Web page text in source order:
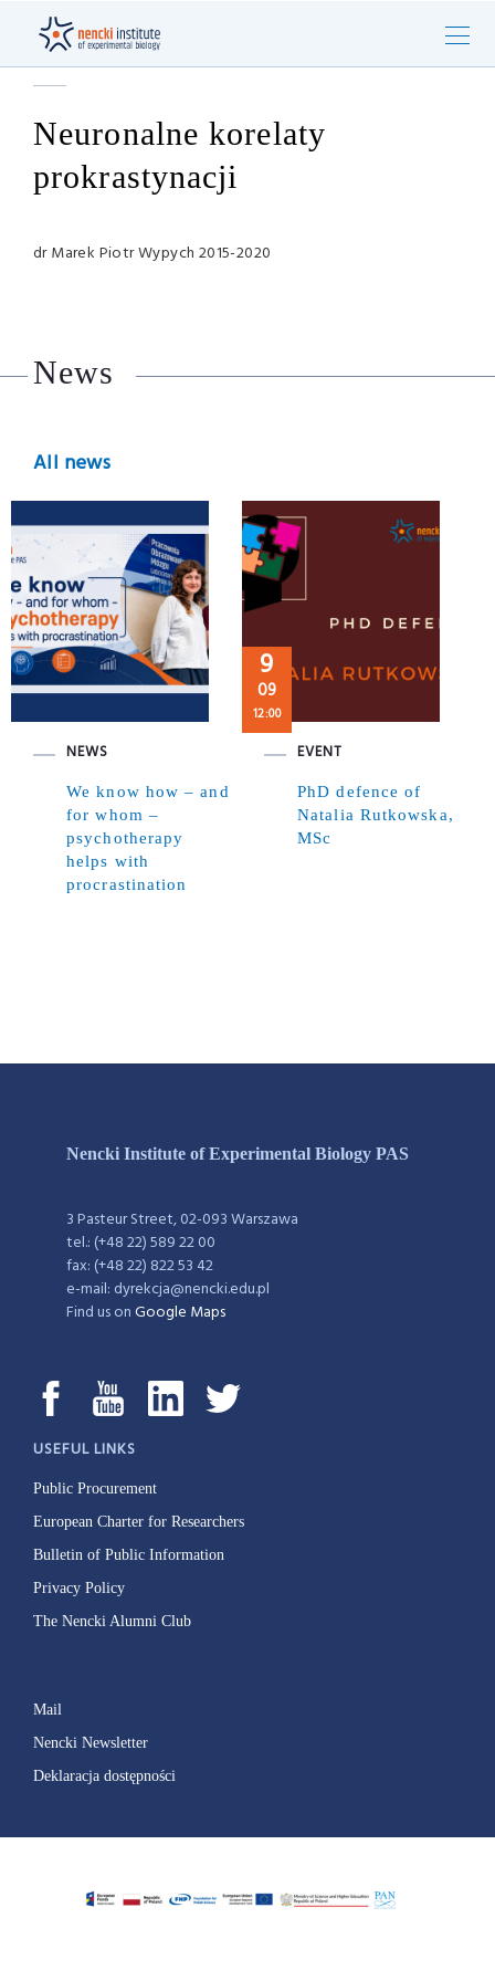
Neuronalne korelaty
prokrastynacji
dr Marek Piotr Wypych 2015-2020
News
All news
NEWS
We know how – and
for whom –
psychotherapy
helps with
procrastination
9
09
12:00
EVENT
PhD defence of
Natalia Rutkowska,
MSc
Nencki Institute of Experimental Biology PAS
3 Pasteur Street, 02-093 Warszawa
tel.: (+48 22) 589 22 00
fax: (+48 22) 822 53 42
e-mail: dyrekcja@nencki.edu.pl
Find us onGoogle Maps
USEFUL LINKS
Public Procurement
European Charter for Researchers
Bulletin of Public Information
Privacy Policy
The Nencki Alumni Club
Mail
Nencki Newsletter
Deklaracja dostępności